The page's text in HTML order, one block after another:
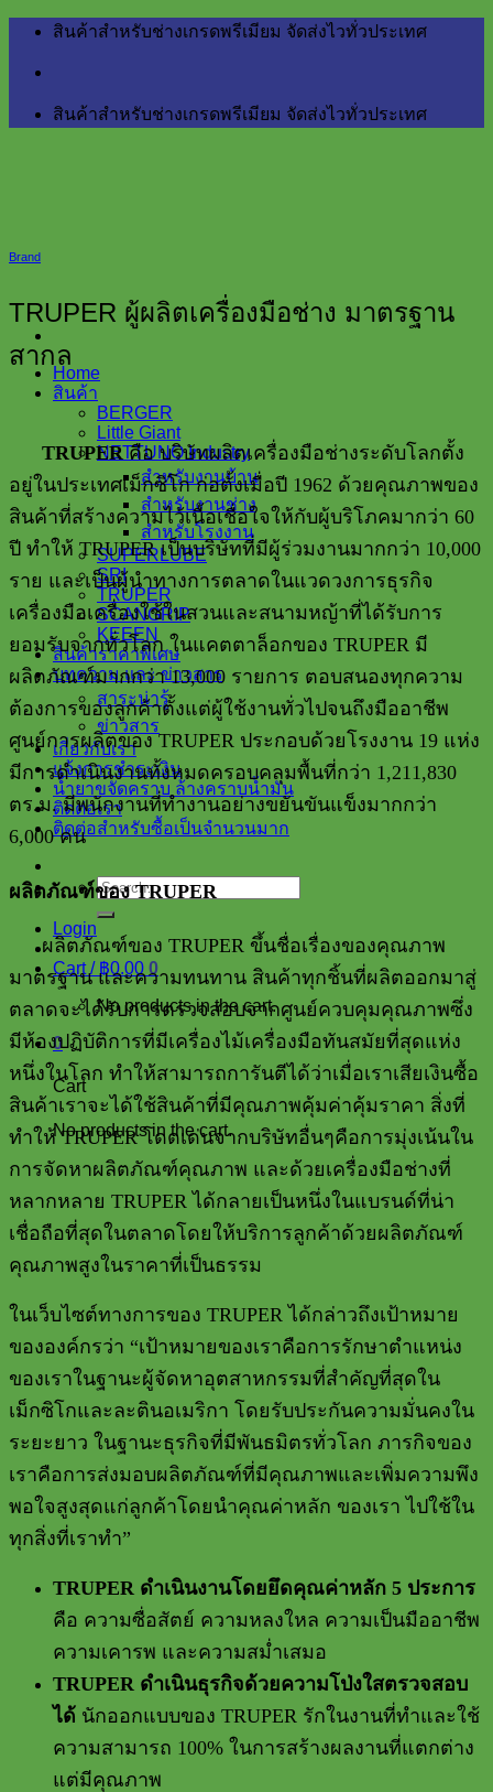
Skip
สินค้าสำหรับช่างเกรดพรีเมียม จัดส่งไวทั่วประเทศ
สินค้าสำหรับช่างเกรดพรีเมียม จัดส่งไวทั่วประเทศ
Home
สินค้า
BERGER
Little Giant
NETTUNO Industry
สำหรับงานบ้าน
สำหรับงานช่าง
สำหรับโรงงาน
SUPERLUBE
SRI
TRUPER
SCANGRIP
KEEEN
สินค้าราคาพิเศษ
บทความ และ ข่าวสาร
สาระน่ารู้
ข่าวสาร
เกี่ยวกับเรา
แจ้งการชำระเงิน
น้ำยาขจัดคราบ ล้างคราบน้ำมัน
ติดต่อเรา
ติดต่อสำหรับซื้อเป็นจำนวนมาก
Search
for:
Login
Cart / ฿0.00 0
No products in the cart.
0
Cart
No products in the cart.
Brand
TRUPER ผู้ผลิตเครื่องมือช่าง มาตรฐาน
สากล
TRUPERคือ บริษัทผลิตเครื่องมือช่างระดับโลกตั้ง
อยู่ในประเทศเม็กซิโก ก่อตั้งเมื่อปี 1962 ด้วยคุณภาพของ
สินค้าที่สร้างความไว้เนื้อเชื่อใจให้กับผู้บริโภคมากว่า 60
ปี ทำให้ TRUPERเป็นบริษัทที่มีผู้ร่วมงานมากกว่า 10,000
ราย และเป็นผู้นำทางการตลาดในแวดวงการธุรกิจ
เครื่องมือเครื่องใช้ในสวนและสนามหญ้าที่ได้รับการ
ยอมรับจากทั่วโลก ในแคตตาล็อกของ TRUPER มี
ผลิตภัณฑ์มากกว่า13,000 รายการ ตอบสนองทุกความ
ต้องการของลูกค้าตั้งแต่ผู้ใช้งานทั่วไปจนถึงมืออาชีพ
ศูนย์การผลิตของTRUPER ประกอบด้วยโรงงาน 19 แห่ง
มีการดำเนินงานทั้งหมดครอบคลุมพื้นที่กว่า 1,211,830
ตร.ม.มีพนักงานที่ทำงานอย่างขยันขันแข็งมากกว่า
6,000คน
ผลิตภัณฑ์ของTRUPER
ผลิตภัณฑ์ของ TRUPER ขึ้นชื่อเรื่องของคุณภาพ
มาตรฐาน และความทนทาน สินค้าทุกชิ้นที่ผลิตออกมาสู่
ตลาดจะได้รับการตรวจสอบจากศูนย์ควบคุมคุณภาพซึ่ง
มีห้องปฏิบัติการที่มีเครื่องไม้เครื่องมือทันสมัยที่สุดแห่ง
หนึ่งในโลก ทำให้สามารถการันตีได้ว่าเมื่อเราเสียเงินซื้อ
สินค้าเราจะได้ใช้สินค้าที่มีคุณภาพคุ้มค่าคุ้มราคา สิ่งที่
ทำให้TRUPERโดดเด่นจากบริษัทอื่นๆคือการมุ่งเน้นใน
การจัดหาผลิตภัณฑ์คุณภาพ และด้วยเครื่องมือช่างที่
หลากหลาย TRUPERได้กลายเป็นหนึ่งในแบรนด์ที่น่า
เชื่อถือที่สุดในตลาดโดยให้บริการลูกค้าด้วยผลิตภัณฑ์
คุณภาพสูงในราคาที่เป็นธรรม
ในเว็บไซต์ทางการของ TRUPERได้กล่าวถึงเป้าหมาย
ขององค์กรว่า “เป้าหมายของเราคือการรักษาตำแหน่ง
ของเราในฐานะผู้จัดหาอุตสาหกรรมที่สำคัญที่สุดใน
เม็กซิโกและละตินอเมริกา โดยรับประกันความมั่นคงใน
ระยะยาว ในฐานะธุรกิจที่มีพันธมิตรทั่วโลก ภารกิจของ
เราคือการส่งมอบผลิตภัณฑ์ที่มีคุณภาพและเพิ่มความพึง
พอใจสูงสุดแก่ลูกค้าโดยนำคุณค่าหลัก ของเรา ไปใช้ใน
ทุกสิ่งที่เราทำ”
TRUPER ดำเนินงานโดยยึดคุณค่าหลัก 5 ประการ
คือ ความซื่อสัตย์ ความหลงใหล ความเป็นมืออาชีพ
ความเคารพ และความสม่ำเสมอ
TRUPER ดำเนินธุรกิจด้วยความโป่งใสตรวจสอบ
ได้ นักออกแบบของ TRUPER รักในงานที่ทำและใช้
ความสามารถ 100% ในการสร้างผลงานที่แตกต่าง
แต่มีคุณภาพ